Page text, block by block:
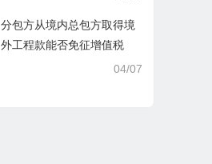
分包方从境内总包方取得境
外工程款能否免征增值税
04/07